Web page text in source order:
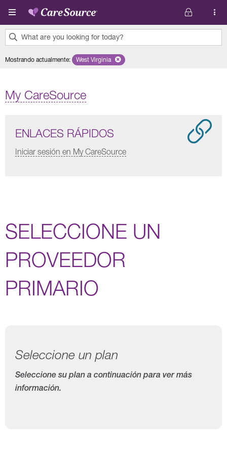
Pasar al contenido principal
What are you looking for today?
results
Mostrando actualmente: Remove selected state 'West Virginia'
West Virginia
My CareSource
ENLACES RÁPIDOS
Iniciar sesión en My CareSource
SELECCIONE UN
PROVEEDOR
PRIMARIO
Seleccione un plan
Seleccione su plan a continuación para ver más
información.